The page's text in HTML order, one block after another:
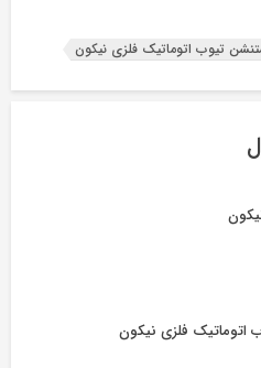
تیوب اتوماتیک فلزی نیکون
اتوماتیک فلزی نیکون